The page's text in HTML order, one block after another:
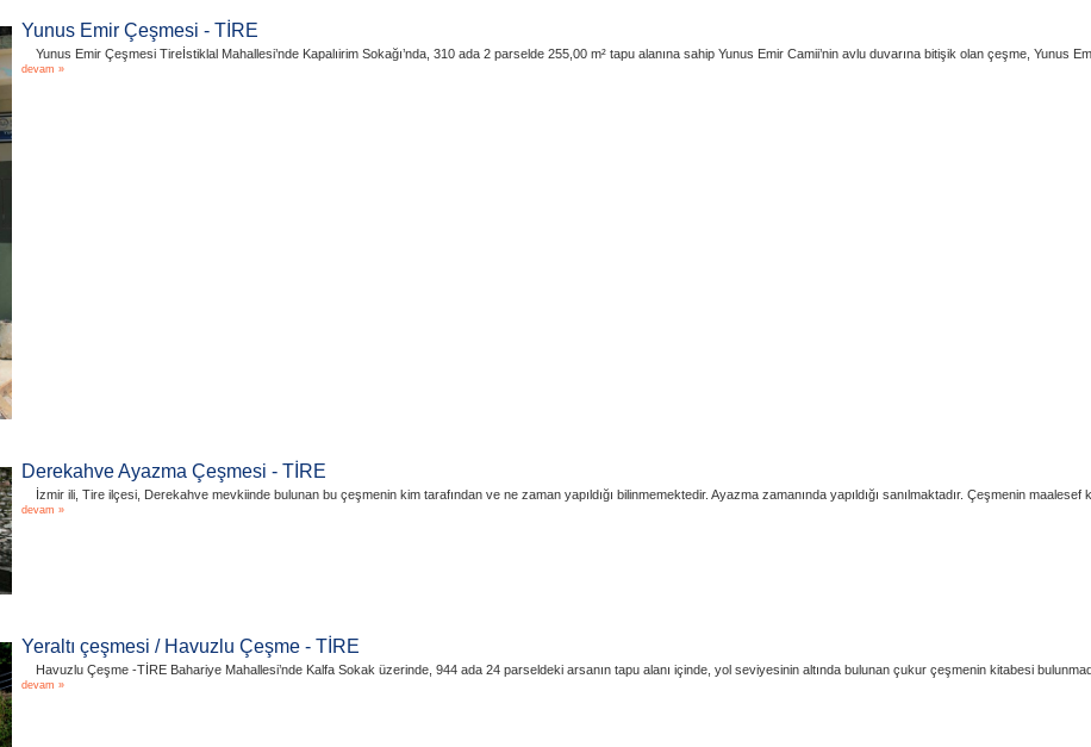
Yunus Emir Çeşmesi - TİRE
Yunus Emir Çeşmesi Tireİstiklal Mahallesi’nde Kapalıirim Sokağı’nda, 310 ada 2 parselde 255,00 m² tapu alanına sahip Yunus Emir Camii’nin avlu duvarına bitişik olan çeşme, Yunus
devam »
Derekahve Ayazma Çeşmesi - TİRE
İzmir ili, Tire ilçesi, Derekahve mevkiinde bulunan bu çeşmenin kim tarafından ve ne zaman yapıldığı bilinmemektedir. Ayazma zamanında yapıldığı sanılmaktadır. Çeşmenin
devam »
Yeraltı çeşmesi / Havuzlu Çeşme - TİRE
Havuzlu Çeşme -TİRE Bahariye Mahallesi’nde Kalfa Sokak üzerinde, 944 ada 24 parseldeki arsanın tapu alanı içinde, yol seviyesinin altında bulunan çukur çeşmenin kitabesi
devam »